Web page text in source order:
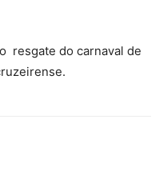
resgate do carnaval de